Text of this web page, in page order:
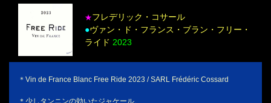
★フレデリック・コサール
●ヴァン・ド・フランス・ブラン・フリー・
ライド 2023
＊Vin de France Blanc Free Ride 2023 / SARL Frédéric Cossard
＊少しタンニンの効いたジャケール、